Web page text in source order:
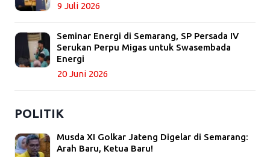
9 Juli 2026
Seminar Energi di Semarang, SP Persada IV
Serukan Perpu Migas untuk Swasembada
Energi
20 Juni 2026
POLITIK
Musda XI Golkar Jateng Digelar di Semarang:
Arah Baru, Ketua Baru!